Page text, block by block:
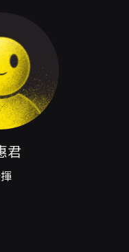
超商購買，請依售票頁
線上退訂單
辦理，符合規定者將於
郵寄退票辦理，郵寄退
以上享8折。部份9折
歲以上長者及陪同者（
已逾使用效期，將無法
依套票頁面規定為主。
告於節目頁面。若主辦
君